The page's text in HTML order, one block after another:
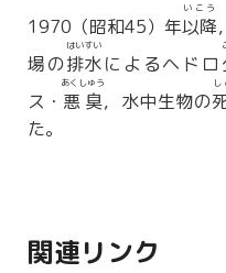
1970（昭和45）年以降
いこう
，
場の排水
はいすい
によるヘドロ
ス・ 悪臭
あくしゅう
，水中生物の
た。
関連リンク